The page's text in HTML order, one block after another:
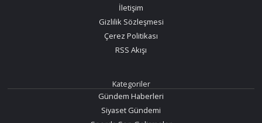
İletişim
Gizlilik Sözleşmesi
Çerez Politikası
RSS Akışı
Kategoriler
Gündem Haberleri
Siyaset Gündemi